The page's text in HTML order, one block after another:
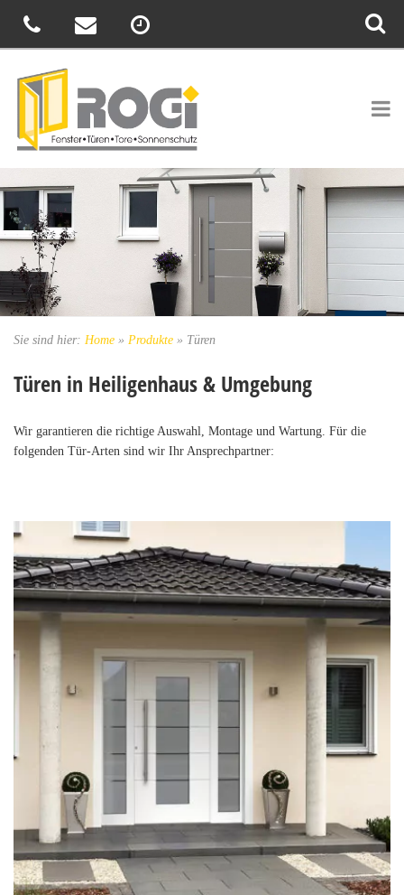
Sie sind hier: Home » Produkte » Türen
Türen in Heiligenhaus & Umgebung
Wir garantieren die richtige Auswahl, Montage und Wartung. Für die
folgenden Tür-Arten sind wir Ihr Ansprechpartner: